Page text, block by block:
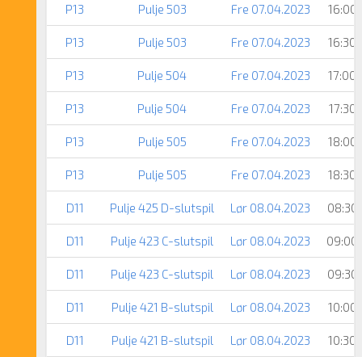
P13 Pulje 503 Fre 07.04.2023 16:00
P13 Pulje 503 Fre 07.04.2023 16:30
P13 Pulje 504 Fre 07.04.2023 17:00
P13 Pulje 504 Fre 07.04.2023 17:30
P13 Pulje 505 Fre 07.04.2023 18:00
P13 Pulje 505 Fre 07.04.2023 18:30
D11 Pulje 425 D-slutspil Lør 08.04.2023 08:30
D11 Pulje 423 C-slutspil Lør 08.04.2023 09:00
D11 Pulje 423 C-slutspil Lør 08.04.2023 09:30
D11 Pulje 421 B-slutspil Lør 08.04.2023 10:00
D11 Pulje 421 B-slutspil Lør 08.04.2023 10:30